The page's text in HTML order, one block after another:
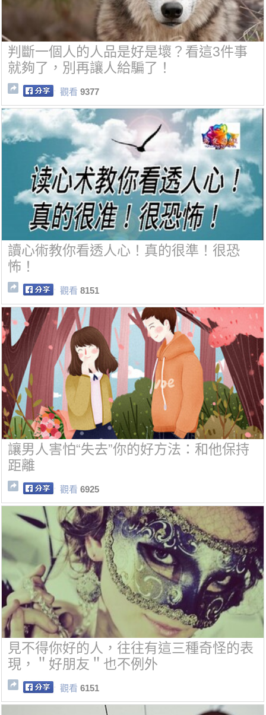
判斷一個人的人品是好是壞？看這3件事
就夠了，別再讓人給騙了！
觀看 9377
讀心術教你看透人心！真的很準！很恐
怖！
觀看 8151
讓男人害怕“失去”你的好方法：和他保持
距離
觀看 6925
見不得你好的人，往往有這三種奇怪的表
現，＂好朋友＂也不例外
觀看 6151